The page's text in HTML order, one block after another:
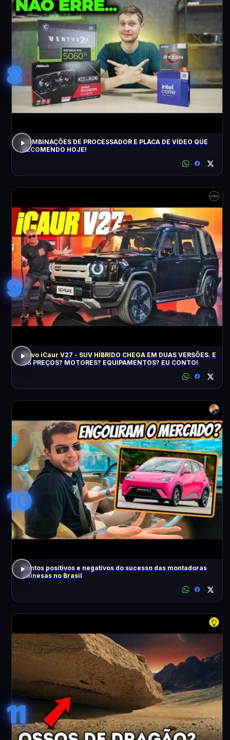
8
COMBINAÇÕES DE PROCESSADOR E PLACA DE VÍDEO QUE
RECOMENDO HOJE!
9
Novo iCaur V27 - SUV HÍBRIDO CHEGA EM DUAS VERSÕES. E
OS PREÇOS? MOTORES? EQUIPAMENTOS? EU CONTO!
10
Pontos positivos e negativos do sucesso das montadoras
chinesas no Brasil
11